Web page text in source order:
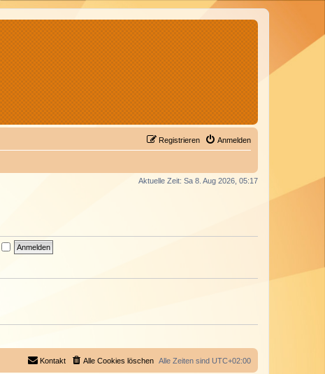
Anmelden
Registrieren
Aktuelle Zeit: Sa 8. Aug 2026, 05:17
Alle Zeiten sind UTC+02:00
Alle Cookies löschen
Kontakt